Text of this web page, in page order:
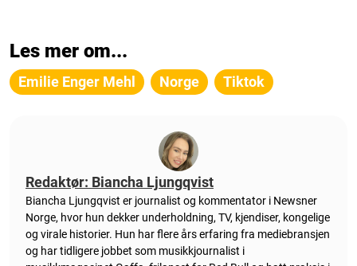
Les mer om...
Emilie Enger Mehl Norge Tiktok
Redaktør: Biancha Ljungqvist
Biancha Ljungqvist er journalist og kommentator i Newsner
Norge, hvor hun dekker underholdning, TV, kjendiser, kongelige
og virale historier. Hun har flere års erfaring fra mediebransjen
og har tidligere jobbet som musikkjournalist i